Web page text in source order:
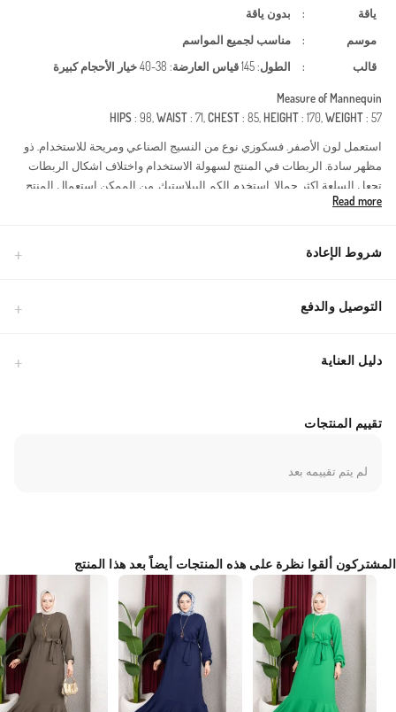
ياقة
:
بدون ياقة
موسم
:
مناسب لجميع المواسم
قالب
: الطول: 145 قياس العارضة: 38-40 خيار الأحجام كبيرة
Measure of Mannequin
HIPS: 98,WAIST: 71,CHEST: 85, HEIGHT: 170,WEIGHT: 57
استعمل لون الأصفر. فسكوزي نوع من النسيج الصناعي ومريحة للاستخدام. ذو
مظهر سادة. الربطات في المنتج لسهولة الاستخدام واختلاف اشكال الربطات
تجعل السلعة اكثر جمالا. استخدم الكم البيلاستيك. من الممكن استعمال المنتج
بدون ياقة مع كل ملابس. مناسب لجميع المواسم. هناك مقاسات كبيرة.
Read more
شروط الإعادة
التوصيل والدفع
دليل العناية
تقييم المنتجات
لم يتم تقييمه بعد
المشتركون ألقوا نظرة على هذه المنتجات أيضاً بعد هذا المنتج